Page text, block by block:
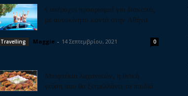
5 υπέροχοι προορισμοί για διακοπές
με αυτοκίνητο κοντά στην Αθήνα
Travelling Maggie - 14 Σεπτεμβρίου, 2021 0
Μπιφτέκια λαχανικών, η θεϊκή
γεύση που θα ξετρελλάνει τα παιδιά